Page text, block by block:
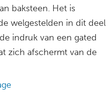
baksteen. Het is
welgestelden in dit deel
indruk van een gated
zich afschermt van de